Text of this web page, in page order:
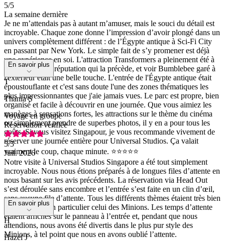
5/5
La semaine dernière
Je ne m’attendais pas à autant m’amuser, mais le souci du détail est
incroyable. Chaque zone donne l’impression d’avoir plongé dans un
univers complètement différent : de l’Égypte antique à Sci-Fi City
en passant par New York. Le simple fait de s’y promener est déjà
une expérience en soi. L'attraction Transformers a pleinement été à
la hauteur de la réputation qui la précède, et voir Bumblebee garé à
l'extérieur était une belle touche. L'entrée de l'Égypte antique était
époustouflante et c'est sans doute l'une des zones thématiques les
plus impressionnantes que j'aie jamais vues. Le parc est propre, bien
organisé et facile à découvrir en une journée. Que vous aimiez les
manèges à sensations fortes, les attractions sur le thème du cinéma
ou simplement prendre de superbes photos, il y en a pour tous les
goûts. Si vous visitez Singapour, je vous recommande vivement de
réserver une journée entière pour Universal Studios. Ça valait
vraiment le coup, chaque minute. ⭐⭐⭐⭐⭐
En savoir plus
T
Thania S
Voyage en groupe
Réservation vérifiée
5/5
Juil. 2026
Notre visite à Universal Studios Singapore a été tout simplement
incroyable. Nous nous étions préparés à de longues files d’attente en
nous basant sur les avis précédents. La réservation via Head Out
s’est déroulée sans encombre et l’entrée s’est faite en un clin d’œil,
sans aucune file d’attente. Tous les différents thèmes étaient très bien
mis en scène, en particulier celui des Minions. Les temps d’attente
étaient affichés sur le panneau à l’entrée et, pendant que nous
attendions, nous avons été divertis dans le plus pur style des
Minions, à tel point que nous en avons oublié l’attente.
En savoir plus
H
Hazel J